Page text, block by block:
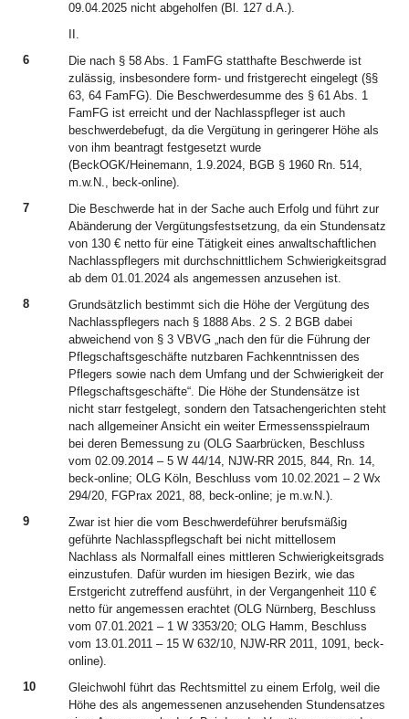
09.04.2025 nicht abgeholfen (Bl. 127 d.A.).
II.
6
Die nach § 58 Abs. 1 FamFG statthafte Beschwerde ist
zulässig, insbesondere form- und fristgerecht eingelegt (§§
63, 64 FamFG). Die Beschwerdesumme des § 61 Abs. 1
FamFG ist erreicht und der Nachlasspfleger ist auch
beschwerdebefugt, da die Vergütung in geringerer Höhe als
von ihm beantragt festgesetzt wurde
(BeckOGK/Heinemann, 1.9.2024, BGB § 1960 Rn. 514,
m.w.N., beck-online).
7
Die Beschwerde hat in der Sache auch Erfolg und führt zur
Abänderung der Vergütungsfestsetzung, da ein Stundensatz
von 130 € netto für eine Tätigkeit eines anwaltschaftlichen
Nachlasspflegers mit durchschnittlichem Schwierigkeitsgrad
ab dem 01.01.2024 als angemessen anzusehen ist.
8
Grundsätzlich bestimmt sich die Höhe der Vergütung des
Nachlasspflegers nach § 1888 Abs. 2 S. 2 BGB dabei
abweichend von § 3 VBVG „nach den für die Führung der
Pflegschaftsgeschäfte nutzbaren Fachkenntnissen des
Pflegers sowie nach dem Umfang und der Schwierigkeit der
Pflegschaftsgeschäfte“. Die Höhe der Stundensätze ist
nicht starr festgelegt, sondern den Tatsachengerichten steht
nach allgemeiner Ansicht ein weiter Ermessensspielraum
bei deren Bemessung zu (OLG Saarbrücken, Beschluss
vom 02.09.2014 – 5 W 44/14, NJW-RR 2015, 844, Rn. 14,
beck-online; OLG Köln, Beschluss vom 10.02.2021 – 2 Wx
294/20, FGPrax 2021, 88, beck-online; je m.w.N.).
9
Zwar ist hier die vom Beschwerdeführer berufsmäßig
geführte Nachlasspflegschaft bei nicht mittellosem
Nachlass als Normalfall eines mittleren Schwierigkeitsgrads
einzustufen. Dafür wurden im hiesigen Bezirk, wie das
Erstgericht zutreffend ausführt, in der Vergangenheit 110 €
netto für angemessen erachtet (OLG Nürnberg, Beschluss
vom 07.01.2021 – 1 W 3353/20; OLG Hamm, Beschluss
vom 13.01.2011 – 15 W 632/10, NJW-RR 2011, 1091, beck-
online).
10
Gleichwohl führt das Rechtsmittel zu einem Erfolg, weil die
Höhe des als angemessenen anzusehenden Stundensatzes